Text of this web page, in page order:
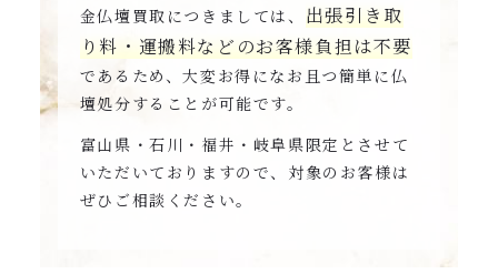
金仏壇買取につきましては、 出張引き取
り料・運搬料などのお客様負担は不要
であるため、大変お得になお且つ簡単に仏
壇処分することが可能です。
富山県・石川・福井・岐阜県限定とさせて
いただいておりますので、対象のお客様は
ぜひご相談ください。